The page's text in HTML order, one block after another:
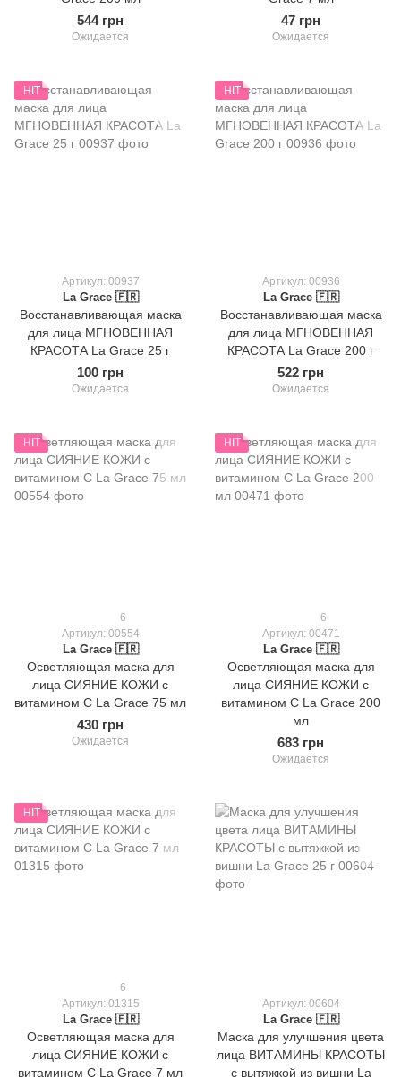
544 грн
Ожидается
47 грн
Ожидается
HIT
Артикул: 00937
La Grace 🇫🇷
Восстанавливающая маска
для лица МГНОВЕННАЯ
КРАСОТА La Grace 25 г
100 грн
Ожидается
HIT
Артикул: 00936
La Grace 🇫🇷
Восстанавливающая маска
для лица МГНОВЕННАЯ
КРАСОТА La Grace 200 г
522 грн
Ожидается
HIT
6
Артикул: 00554
La Grace 🇫🇷
Осветляющая маска для
лица СИЯНИЕ КОЖИ с
витамином С La Grace 75 мл
430 грн
Ожидается
HIT
6
Артикул: 00471
La Grace 🇫🇷
Осветляющая маска для
лица СИЯНИЕ КОЖИ с
витамином С La Grace 200
мл
683 грн
Ожидается
HIT
6
Артикул: 01315
La Grace 🇫🇷
Осветляющая маска для
лица СИЯНИЕ КОЖИ с
витамином С La Grace 7 мл
Артикул: 00604
La Grace 🇫🇷
Маска для улучшения цвета
лица ВИТАМИНЫ КРАСОТЫ
с вытяжкой из вишни La